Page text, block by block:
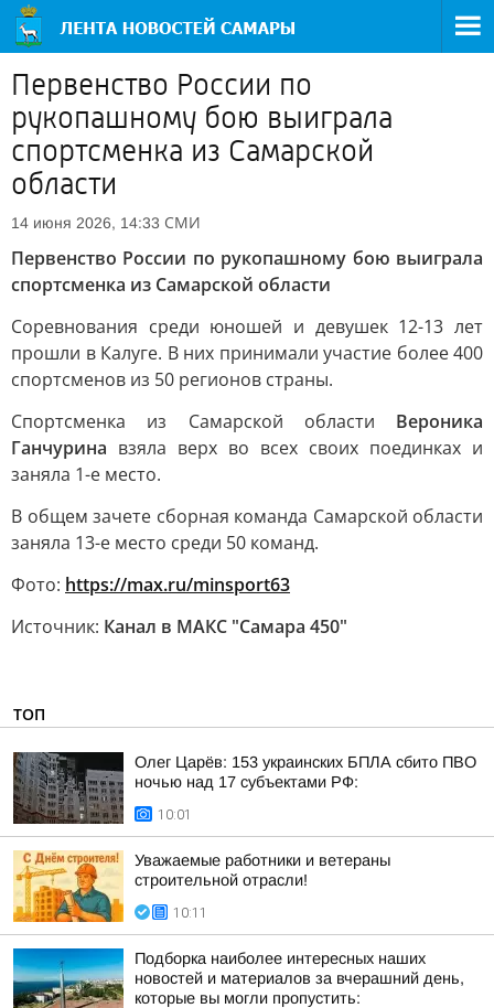
Первенство России по
рукопашному бою выиграла
спортсменка из Самарской
области
14 июня 2026, 14:33 СМИ
Первенство России по рукопашному бою выиграла
спортсменка из Самарской области
Соревнования среди юношей и девушек 12-13 лет
прошли в Калуге. В них принимали участие более 400
спортсменов из 50 регионов страны.
Спортсменка из Самарской области Вероника
Ганчурина взяла верх во всех своих поединках и
заняла 1-е место.
В общем зачете сборная команда Самарской области
заняла 13-е место среди 50 команд.
Фото: https://max.ru/minsport63
Источник: Канал в МАКС "Самара 450"
ТОП
Олег Царёв: 153 украинских БПЛА сбито ПВО
ночью над 17 субъектами РФ:
10:01
Уважаемые работники и ветераны
строительной отрасли!
10:11
Подборка наиболее интересных наших
новостей и материалов за вчерашний день,
которые вы могли пропустить: